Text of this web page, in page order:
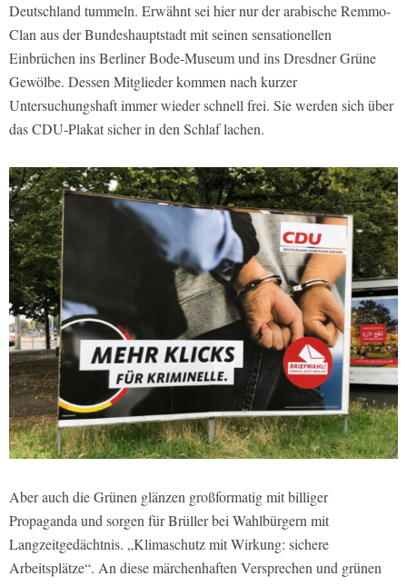
Deutschland tummeln. Erwähnt sei hier nur der arabische Remmo-
Clan aus der Bundeshauptstadt mit seinen sensationellen
Einbrüchen ins Berliner Bode-Museum und ins Dresdner Grüne
Gewölbe. Dessen Mitglieder kommen nach kurzer
Untersuchungshaft immer wieder schnell frei. Sie werden sich über
das CDU-Plakat sicher in den Schlaf lachen.
Aber auch die Grünen glänzen großformatig mit billiger
Propaganda und sorgen für Brüller bei Wahlbürgern mit
Langzeitgedächtnis. „Klimaschutz mit Wirkung: sichere
Arbeitsplätze“. An diese märchenhaften Versprechen und grünen